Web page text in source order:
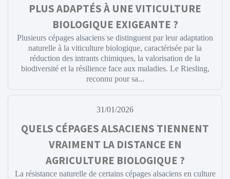
PLUS ADAPTÉS À UNE VITICULTURE
BIOLOGIQUE EXIGEANTE ?
Plusieurs cépages alsaciens se distinguent par leur adaptation
naturelle à la viticulture biologique, caractérisée par la
réduction des intrants chimiques, la valorisation de la
biodiversité et la résilience face aux maladies. Le Riesling,
reconnu pour sa...
31/01/2026
QUELS CÉPAGES ALSACIENS TIENNENT
VRAIMENT LA DISTANCE EN
AGRICULTURE BIOLOGIQUE ?
La résistance naturelle de certains cépages alsaciens en culture